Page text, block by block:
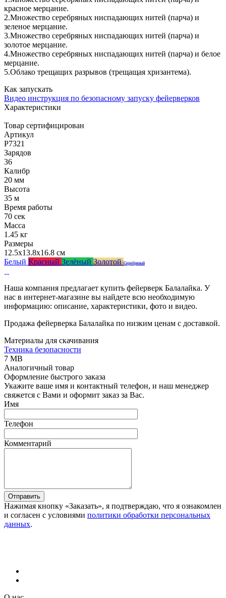
красное мерцание.
2.Множество серебряных ниспадающих нитей (парча) и
зеленое мерцание.
3.Множество серебряных ниспадающих нитей (парча) и
золотое мерцание.
4.Множество серебряных ниспадающих нитей (парча) и белое
мерцание.
5.Облако трещащих разрывов (трещащая хризантема).
Как запускать
Видео инструкция по безопасному запуску фейерверков
Характеристики
Товар сертифицирован
Артикул
Р7321
Зарядов
36
Калибр
20 мм
Высота
35 м
Время работы
70 сек
Масса
1.45 кг
Размеры
12.5x13.8x16.8 см
Белый Красный Зелёный ЗолотойСеребряный
Наша компания предлагает купить фейерверк Балалайка. У
нас в интернет-магазине вы найдете всю необходимую
информацию: описание, характеристики, фото и видео.
Продажа фейерверка Балалайка по низким ценам с доставкой.
Материалы для скачивания
Техника безопасности
7 MB
Аналогичный товар
Оформление быстрого заказа
Укажите ваше имя и контактный телефон, и наш менеджер
свяжется с Вами и оформит заказ за Вас.
Имя
Телефон
Комментарий
Отправить
Нажимая кнопку «Заказать», я подтверждаю, что я ознакомлен
и согласен с условиями политики обработки персональных
данных.